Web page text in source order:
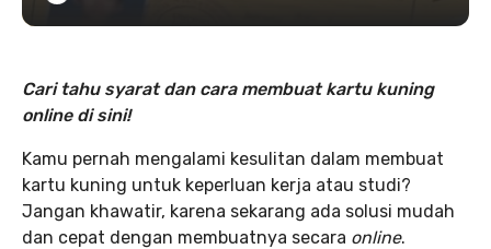
Cari tahu syarat dan cara membuat kartu kuning
online di sini!
Kamu pernah mengalami kesulitan dalam membuat
kartu kuning untuk keperluan kerja atau studi?
Jangan khawatir, karena sekarang ada solusi mudah
dan cepat dengan membuatnya secara online.